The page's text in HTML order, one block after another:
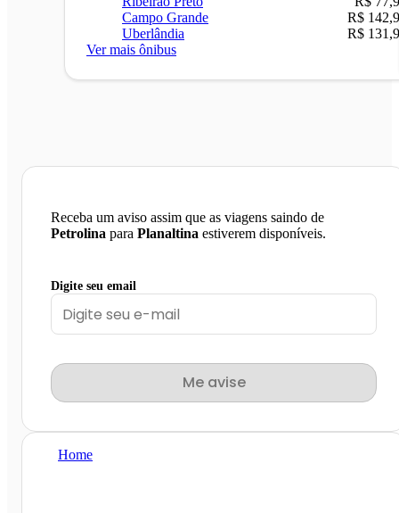
Campo Grande
R$
Uberlândia
R$
Ver mais ônibus
Receba um aviso assim que as viagens saindo de
Petrolina para Planaltina estiverem disponíveis.
Digite seu email
Me avise
Home